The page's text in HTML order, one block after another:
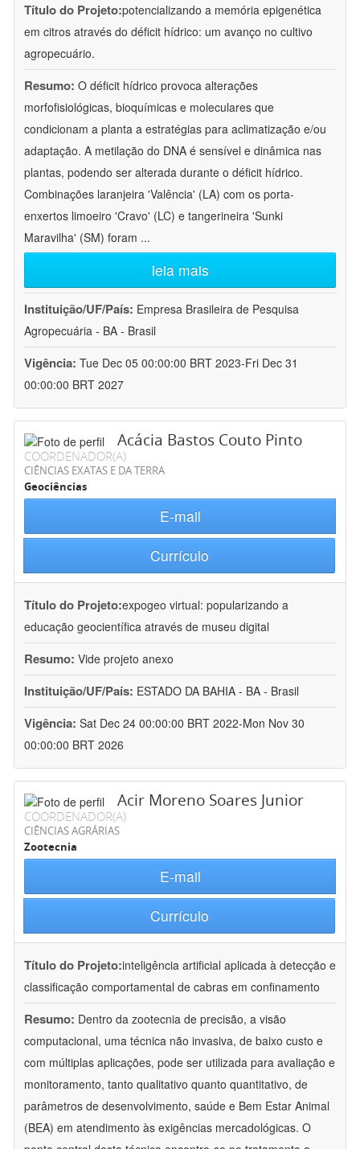
Título do Projeto:potencializando a memória epigenética
em citros através do déficit hídrico: um avanço no cultivo
agropecuário.
Resumo: O déficit hídrico provoca alterações
morfofisiológicas, bioquímicas e moleculares que
condicionam a planta a estratégias para aclimatização e/ou
adaptação. A metilação do DNA é sensível e dinâmica nas
plantas, podendo ser alterada durante o déficit hídrico.
Combinações laranjeira 'Valência' (LA) com os porta-
enxertos limoeiro 'Cravo' (LC) e tangerineira 'Sunki
Maravilha' (SM) foram ...
leia mais
Instituição/UF/País: Empresa Brasileira de Pesquisa
Agropecuária - BA - Brasil
Vigência: Tue Dec 05 00:00:00 BRT 2023-Fri Dec 31
00:00:00 BRT 2027
Acácia Bastos Couto Pinto
COORDENADOR(A)
CIÊNCIAS EXATAS E DA TERRA
Geociências
E-mail
Currículo
Título do Projeto:expogeo virtual: popularizando a
educação geocientífica através de museu digital
Resumo: Vide projeto anexo
Instituição/UF/País: ESTADO DA BAHIA - BA - Brasil
Vigência: Sat Dec 24 00:00:00 BRT 2022-Mon Nov 30
00:00:00 BRT 2026
Acir Moreno Soares Junior
COORDENADOR(A)
CIÊNCIAS AGRÁRIAS
Zootecnia
E-mail
Currículo
Título do Projeto:inteligência artificial aplicada à detecção e
classificação comportamental de cabras em confinamento
Resumo: Dentro da zootecnia de precisão, a visão
computacional, uma técnica não invasiva, de baixo custo e
com múltiplas aplicações, pode ser utilizada para avaliação e
monitoramento, tanto qualitativo quanto quantitativo, de
parâmetros de desenvolvimento, saúde e Bem Estar Animal
(BEA) em atendimento às exigências mercadológicas. O